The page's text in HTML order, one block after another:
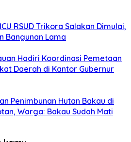
RSUD Trikora Salakan Dimulai,
Bangunan Lama
Hadiri Koordinasi Pemetaan
Daerah di Kantor Gubernur
Penimbunan Hutan Bakau di
Warga: Bakau Sudah Mati